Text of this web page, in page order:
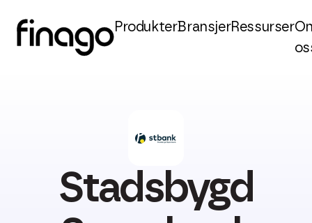
ProdukterBransjerRessurser
Stadsbygd